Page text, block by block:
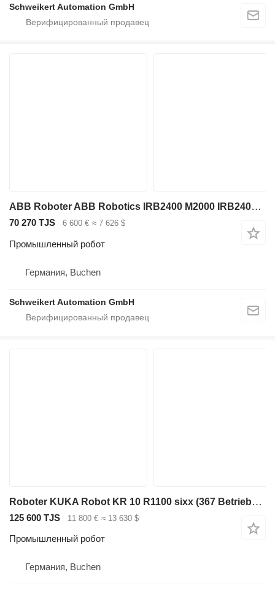
Schweikert Automation GmbH
ABB Roboter ABB Robotics IRB2400 M2000 IRB2400L Typ B
70 270 TJS 6 600 € ≈ 7 626 $
Промышленный робот
Германия, Buchen
Schweikert Automation GmbH
Roboter KUKA Robot KR 10 R1100 sixx (367 Betriebsstunden)
125 600 TJS 11 800 € ≈ 13 630 $
Промышленный робот
Германия, Buchen